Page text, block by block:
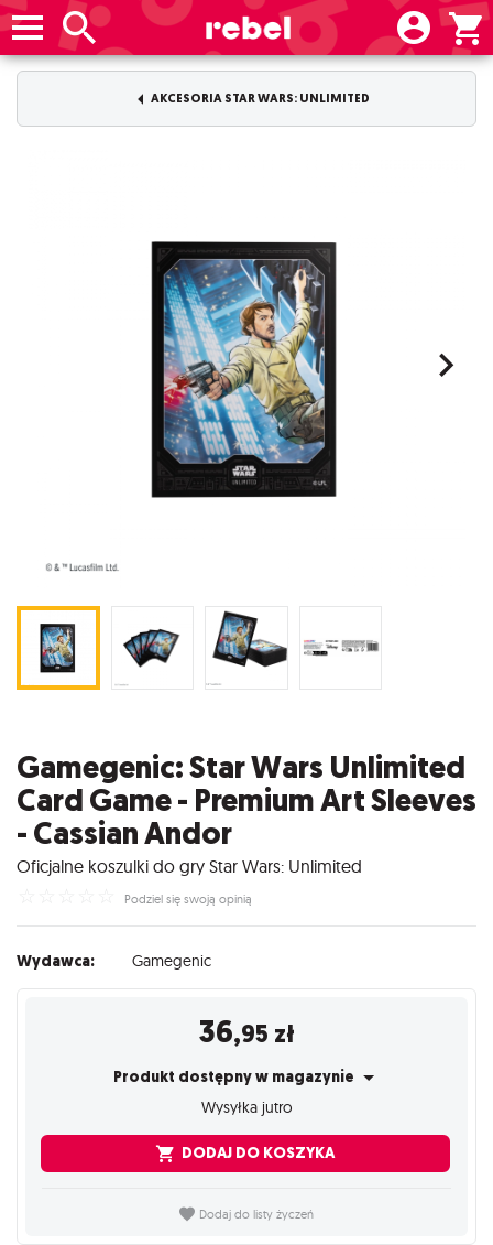
AKCESORIA STAR WARS: UNLIMITED
Gamegenic: Star Wars Unlimited
Card Game - Premium Art Sleeves
- Cassian Andor
Oficjalne koszulki do gry Star Wars: Unlimited
Podziel się swoją opinią
Wydawca: Gamegenic
36,95 zł
Produkt dostępny w magazynie
Wysyłka jutro
DODAJ DO KOSZYKA
Dodaj do listy życzeń